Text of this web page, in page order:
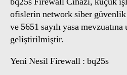
ofislerin network siber
ve 5651 sayılı yasa
geliştirilmiştir.
Yeni Nesil Firewall : bq25s